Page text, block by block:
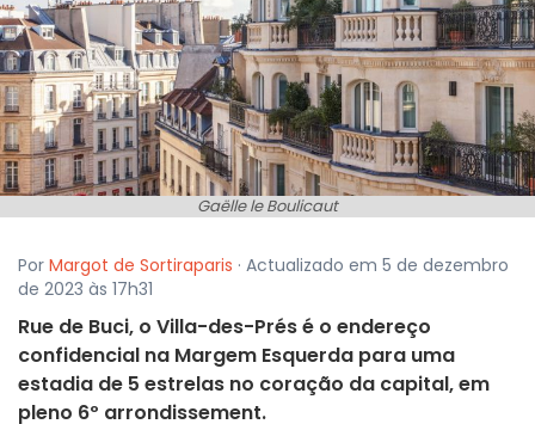
Gaëlle le Boulicaut
Por Margot de Sortiraparis · Actualizado em 5 de dezembro
de 2023 às 17h31
Rue de Buci, o Villa-des-Prés é o endereço
confidencial na Margem Esquerda para uma
estadia de 5 estrelas no coração da capital, em
pleno 6º arrondissement.